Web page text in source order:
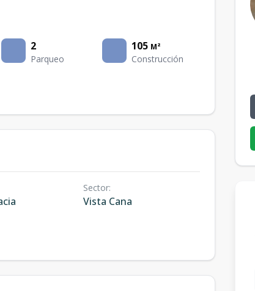
2
Parqueo
105 M²
Construcción
Sector:
Vista Cana